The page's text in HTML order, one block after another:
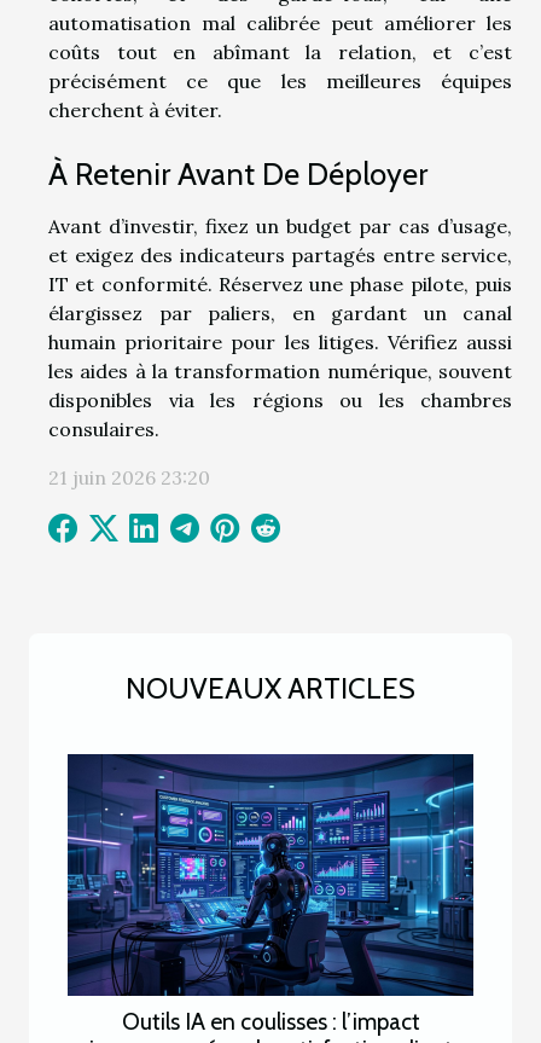
NOUVEAUX ARTICLES
Outils IA en coulisses : l’impact
automatisation mal calibrée peut améliorer les
coûts tout en abîmant la relation, et c’est
précisément ce que les meilleures équipes
cherchent à éviter.
À Retenir Avant De Déployer
Avant d’investir, fixez un budget par cas d’usage,
et exigez des indicateurs partagés entre service,
IT et conformité. Réservez une phase pilote, puis
élargissez par paliers, en gardant un canal
humain prioritaire pour les litiges. Vérifiez aussi
les aides à la transformation numérique, souvent
disponibles via les régions ou les chambres
consulaires.
21 juin 2026 23:20